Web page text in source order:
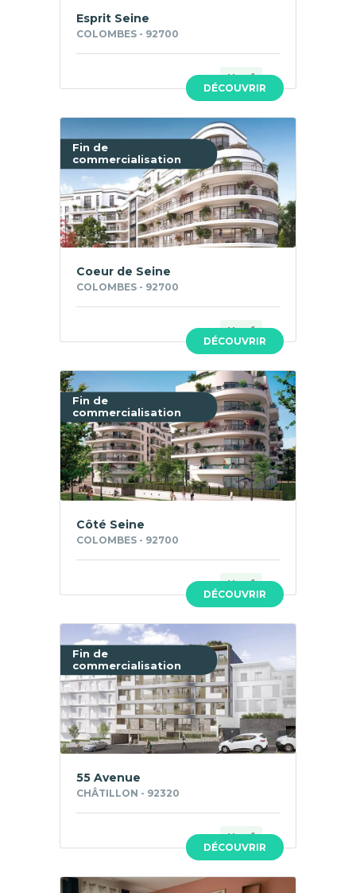
DÉCOUVRIR
Esprit Seine
COLOMBES - 92700
Neuf
Fin de
commercialisation
DÉCOUVRIR
Coeur de Seine
COLOMBES - 92700
Neuf
Fin de
commercialisation
DÉCOUVRIR
Côté Seine
COLOMBES - 92700
Neuf
Fin de
commercialisation
DÉCOUVRIR
55 Avenue
CHÂTILLON - 92320
Neuf